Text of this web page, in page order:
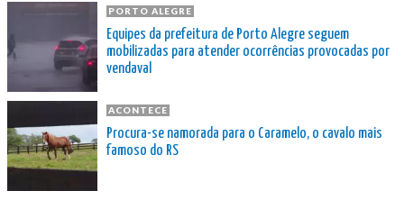
PORTO ALEGRE
Equipes da prefeitura de Porto Alegre seguem
mobilizadas para atender ocorrências provocadas por
vendaval
ACONTECE
Procura-se namorada para o Caramelo, o cavalo mais
famoso do RS